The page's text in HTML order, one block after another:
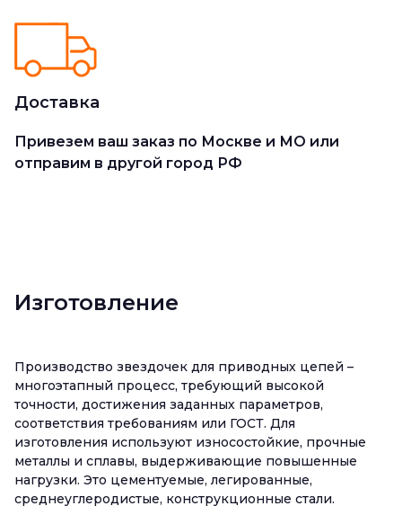
Доставка
Привезем ваш заказ по Москве и МО или
отправим в другой город РФ
Изготовление
Производство звездочек для приводных цепей –
многоэтапный процесс, требующий высокой
точности, достижения заданных параметров,
соответствия требованиям или ГОСТ. Для
изготовления используют износостойкие, прочные
металлы и сплавы, выдерживающие повышенные
нагрузки. Это цементуемые, легированные,
среднеуглеродистые, конструкционные стали.